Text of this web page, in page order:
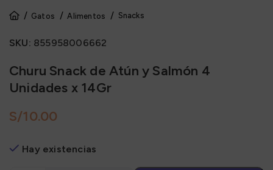
Gatos Alimentos Snacks
SKU: 855958006662
Churu Snack de Atún y Salmón 4
Unidades x 14Gr
S/
Hay existencias